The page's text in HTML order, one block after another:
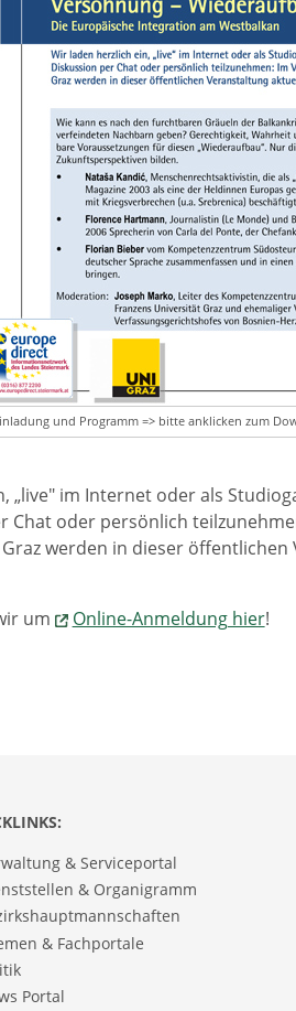
und Programm => bitte anklicken zum
„live" im Internet oder als
Chat oder persönlich
werden in dieser
um
Online-Anmeldung hier!
& Serviceportal
& Organigramm
& Fachportale
Portal